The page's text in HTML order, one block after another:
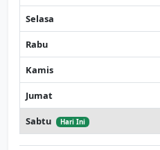
Selasa
Rabu
Kamis
Jumat
Sabtu Hari Ini